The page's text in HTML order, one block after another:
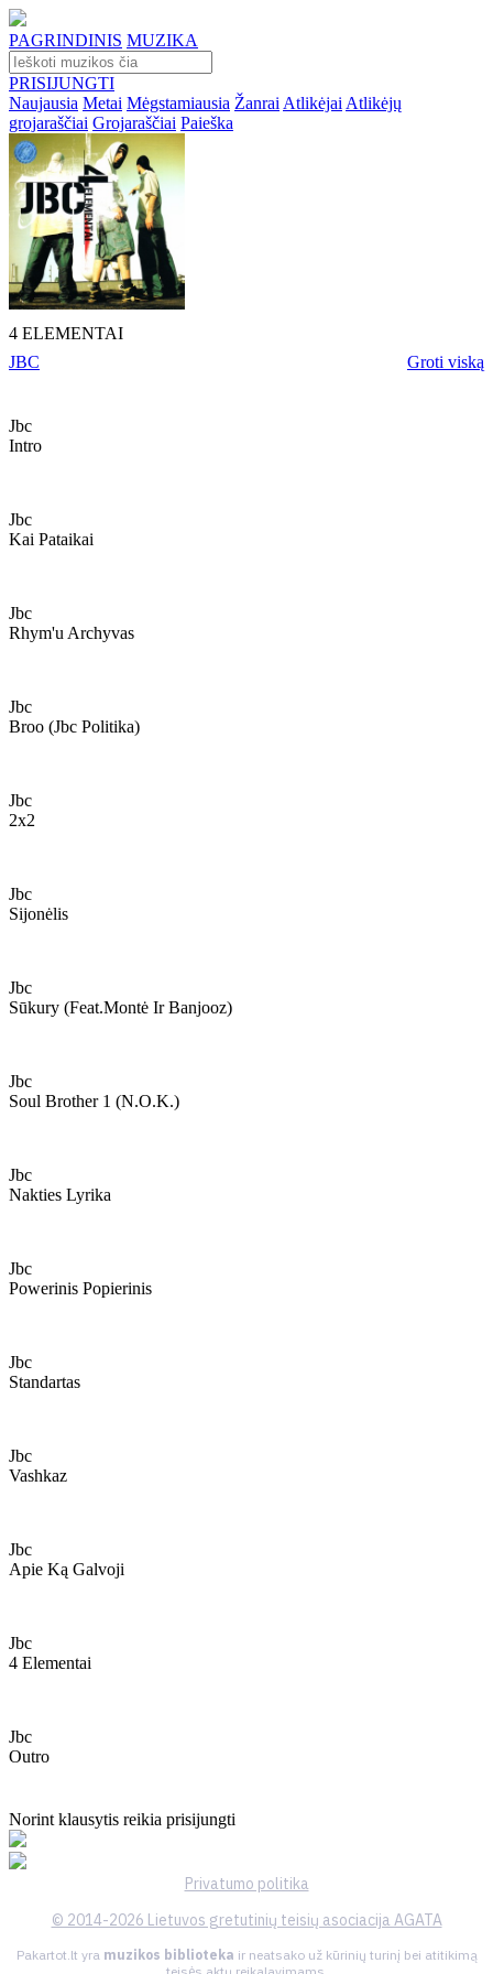
PAGRINDINIS MUZIKA
PRISIJUNGTI
Naujausia Metai Mėgstamiausia Žanrai Atlikėjai Atlikėjų
grojaraščiai Grojaraščiai Paieška
4 ELEMENTAI
JBC
Groti viską
Jbc
Intro
Jbc
Kai Pataikai
Jbc
Rhym'u Archyvas
Jbc
Broo (jbc Politika)
Jbc
2x2
Jbc
Sijonėlis
Jbc
Sūkury (feat.montė Ir Banjooz)
Jbc
Soul Brother 1 (n.o.k.)
Jbc
Nakties Lyrika
Jbc
Powerinis Popierinis
Jbc
Standartas
Jbc
Vashkaz
Jbc
Apie Ką Galvoji
Jbc
4 Elementai
Jbc
Outro
Norint klausytis reikia prisijungti
Privatumo politika
© 2014-2026 Lietuvos gretutinių teisių asociacija AGATA
Pakartot.lt yra muzikos biblioteka ir neatsako už kūrinių turinį bei atitikimą